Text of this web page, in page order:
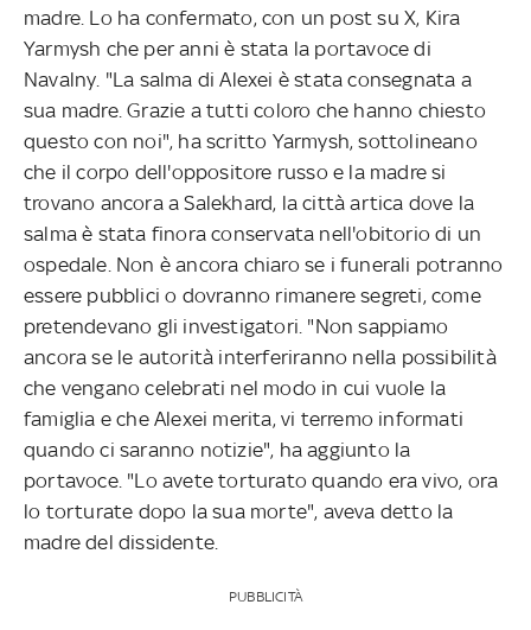
madre. Lo ha confermato, con un post su X, Kira
Yarmysh che per anni è stata la portavoce di
Navalny. "La salma di Alexei è stata consegnata a
sua madre. Grazie a tutti coloro che hanno chiesto
questo con noi", ha scritto Yarmysh, sottolineano
che il corpo dell'oppositore russo e la madre si
trovano ancora a Salekhard, la città artica dove la
salma è stata finora conservata nell'obitorio di un
ospedale. Non è ancora chiaro se i funerali potranno
essere pubblici o dovranno rimanere segreti, come
pretendevano gli investigatori. "Non sappiamo
ancora se le autorità interferiranno nella possibilità
che vengano celebrati nel modo in cui vuole la
famiglia e che Alexei merita, vi terremo informati
quando ci saranno notizie", ha aggiunto la
portavoce. "Lo avete torturato quando era vivo, ora
lo torturate dopo la sua morte", aveva detto la
madre del dissidente.
PUBBLICITÀ